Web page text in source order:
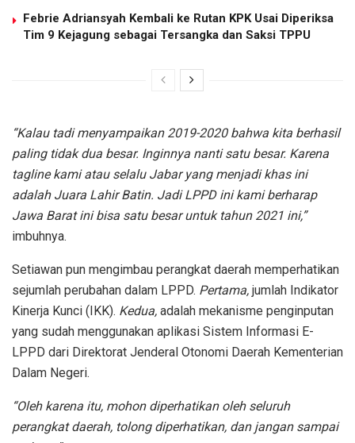
Febrie Adriansyah Kembali ke Rutan KPK Usai Diperiksa
Tim 9 Kejagung sebagai Tersangka dan Saksi TPPU
“Kalau tadi menyampaikan 2019-2020 bahwa kita berhasil
paling tidak dua besar. Inginnya nanti satu besar. Karena
tagline kami atau selalu Jabar yang menjadi khas ini
adalah Juara Lahir Batin. Jadi LPPD ini kami berharap
Jawa Barat ini bisa satu besar untuk tahun 2021 ini,”
imbuhnya.
Setiawan pun mengimbau perangkat daerah memperhatikan
sejumlah perubahan dalam LPPD. Pertama, jumlah Indikator
Kinerja Kunci (IKK). Kedua, adalah mekanisme penginputan
yang sudah menggunakan aplikasi Sistem Informasi E-
LPPD dari Direktorat Jenderal Otonomi Daerah Kementerian
Dalam Negeri.
“Oleh karena itu, mohon diperhatikan oleh seluruh
perangkat daerah, tolong diperhatikan, dan jangan sampai